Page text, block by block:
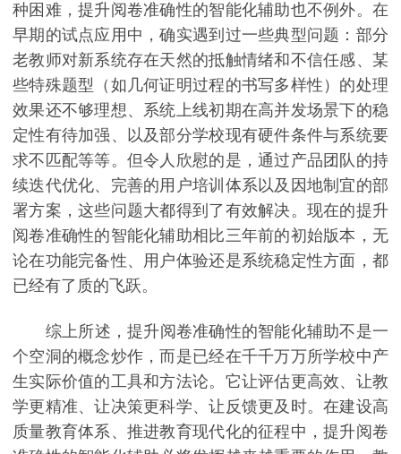
种困难，提升阅卷准确性的智能化辅助也不例外。在
早期的试点应用中，确实遇到过一些典型问题：部分
老教师对新系统存在天然的抵触情绪和不信任感、某
些特殊题型（如几何证明过程的书写多样性）的处理
效果还不够理想、系统上线初期在高并发场景下的稳
定性有待加强、以及部分学校现有硬件条件与系统要
求不匹配等等。但令人欣慰的是，通过产品团队的持
续迭代优化、完善的用户培训体系以及因地制宜的部
署方案，这些问题大都得到了有效解决。现在的提升
阅卷准确性的智能化辅助相比三年前的初始版本，无
论在功能完备性、用户体验还是系统稳定性方面，都
已经有了质的飞跃。
综上所述，提升阅卷准确性的智能化辅助不是一
个空洞的概念炒作，而是已经在千千万万所学校中产
生实际价值的工具和方法论。它让评估更高效、让教
学更精准、让决策更科学、让反馈更及时。在建设高
质量教育体系、推进教育现代化的征程中，提升阅卷